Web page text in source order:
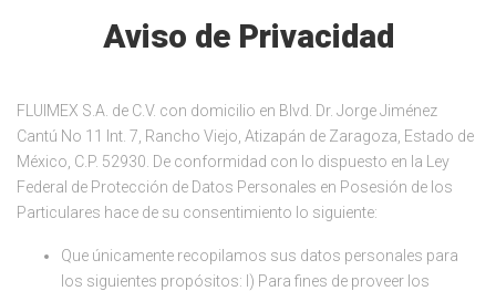
Aviso de Privacidad
FLUIMEX S.A. de C.V. con domicilio en Blvd. Dr. Jorge Jiménez
Cantú No 11 Int. 7, Rancho Viejo, Atizapán de Zaragoza, Estado de
México, C.P. 52930. De conformidad con lo dispuesto en la Ley
Federal de Protección de Datos Personales en Posesión de los
Particulares hace de su consentimiento lo siguiente:
Que únicamente recopilamos sus datos personales para
los siguientes propósitos: I) Para fines de proveer los